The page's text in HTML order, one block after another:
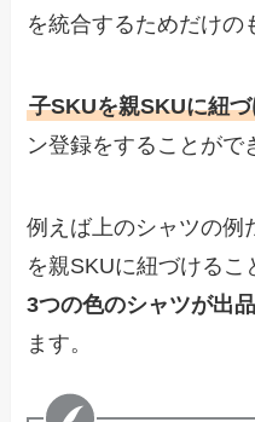
を統合するためだけの
子SKUを親SKUに紐
ン登録をすることがで
例えば上のシャツの例
を親SKUに紐づけるこ
3つの色のシャツが出
ます。